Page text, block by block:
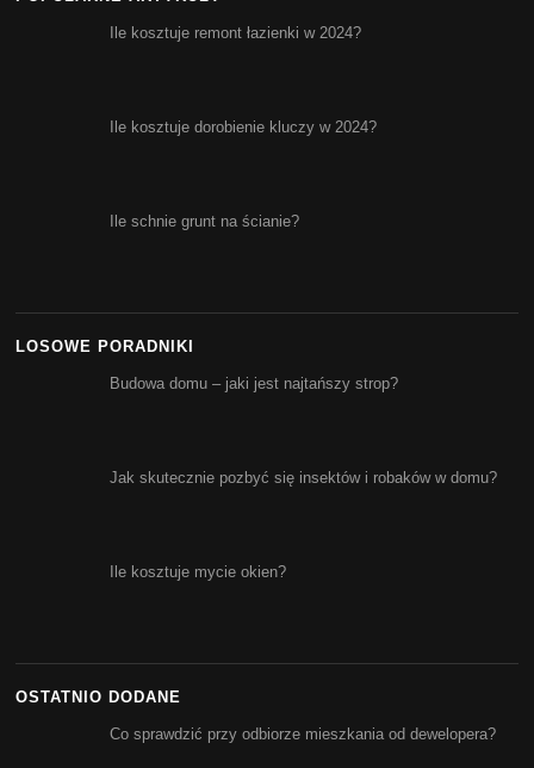
Ile kosztuje remont łazienki w 2024?
Ile kosztuje dorobienie kluczy w 2024?
Ile schnie grunt na ścianie?
LOSOWE PORADNIKI
Budowa domu – jaki jest najtańszy strop?
Jak skutecznie pozbyć się insektów i robaków w domu?
Ile kosztuje mycie okien?
OSTATNIO DODANE
Co sprawdzić przy odbiorze mieszkania od dewelopera?